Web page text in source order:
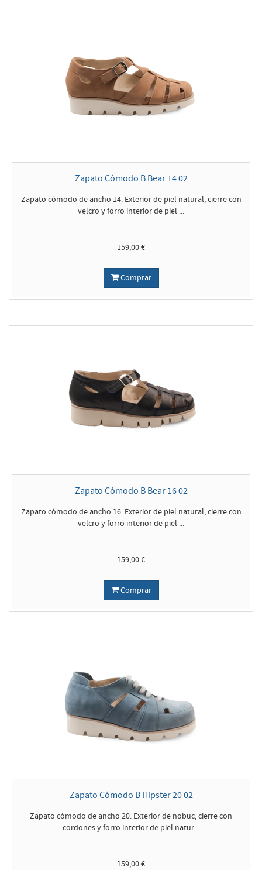
Zapato Cómodo B Bear 14 02
Zapato cómodo de ancho 14. Exterior de piel natural, cierre con
velcro y forro interior de piel ...
159,00 €
Comprar
Zapato Cómodo B Bear 16 02
Zapato cómodo de ancho 16. Exterior de piel natural, cierre con
velcro y forro interior de piel ...
159,00 €
Comprar
Zapato Cómodo B Hipster 20 02
Zapato cómodo de ancho 20. Exterior de nobuc, cierre con
cordones y forro interior de piel natur...
159,00 €